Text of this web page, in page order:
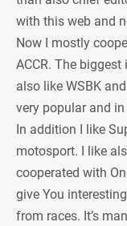
with this web and
Now I mostly
ACCR. The biggest
also like WSBK
very popular and
In addition I like
motosport. I like
cooperated with
give You
from races. It’s